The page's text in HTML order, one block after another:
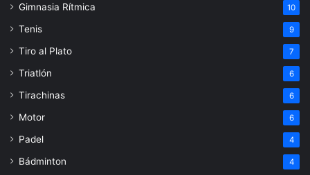
Gimnasia Rítmica 10
Tenis 9
Tiro al Plato 7
Triatlón 6
Tirachinas 6
Motor 6
Padel 4
Bádminton 4